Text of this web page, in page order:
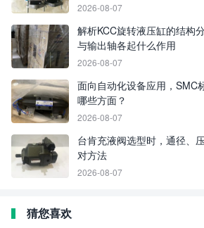
2026-08-07
解析KCC旋转液压缸的结构
与输出轴各起什么作用
2026-08-07
面向自动化设备应用，SMC
哪些方面？
2026-08-07
台肯充液阀选型时，通径、
对方法
2026-08-07
猜您喜欢